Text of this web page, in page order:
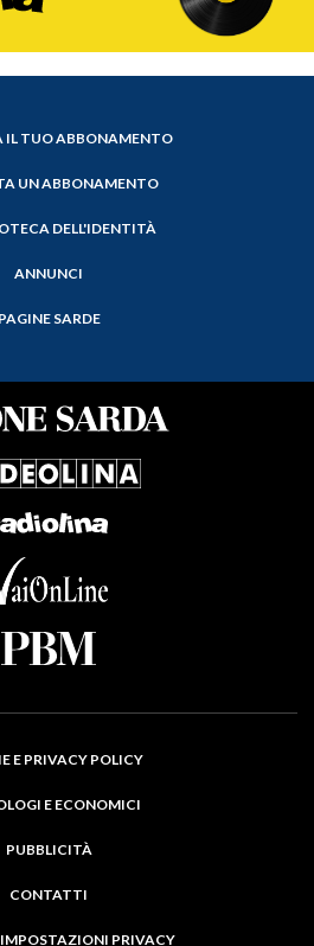
IL TUO ABBONAMENTO
UN ABBONAMENTO
DELL'IDENTITÀ
ANNUNCI
PAGINE SARDE
E PRIVACY POLICY
E ECONOMICI
PUBBLICITÀ
CONTATTI
PRIVACY